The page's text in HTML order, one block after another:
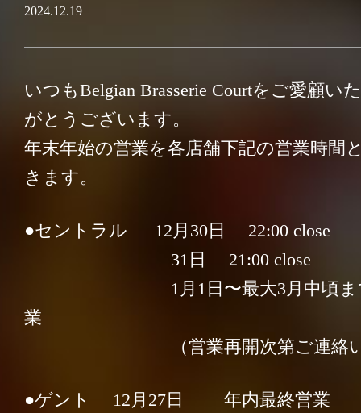
FOOD
PARTY
INFORMATION
2024.12.19
いつもBelgian Brasserie Courtをご愛顧い
がとうございます。
年末年始の営業を各店舗下記の営業時間
きます。
●セントラル 12月30日 22:00 close
31日 21:00 close
1月1日〜最大3月中頃まで
業
（営業再開次第ご連絡いた
●ゲント 12月27日 年内最終営業